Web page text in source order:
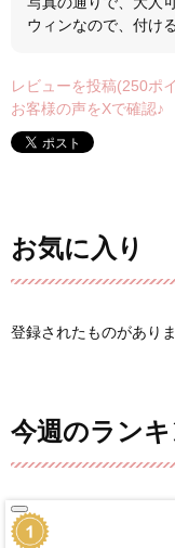
ウィンなので、付け
レビューを投稿(250ポ
お客様の声をXで確認♪
お気に入り
登録されたものがあり
今週のラン